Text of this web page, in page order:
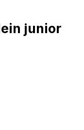
junior